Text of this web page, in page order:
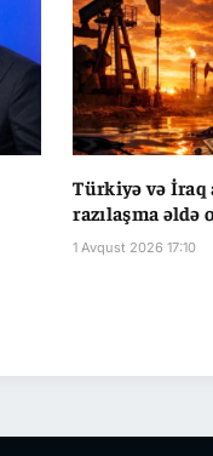
Türkiyə və İraq
razılaşma əldə
1 Avqust 2026 17:10